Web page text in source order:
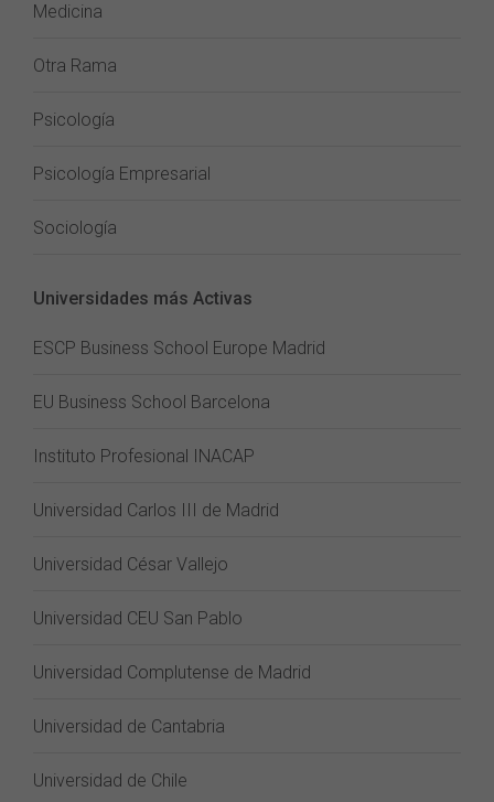
Medicina
Otra Rama
Psicología
Psicología Empresarial
Sociología
Universidades más Activas
ESCP Business School Europe Madrid
EU Business School Barcelona
Instituto Profesional INACAP
Universidad Carlos III de Madrid
Universidad César Vallejo
Universidad CEU San Pablo
Universidad Complutense de Madrid
Universidad de Cantabria
Universidad de Chile